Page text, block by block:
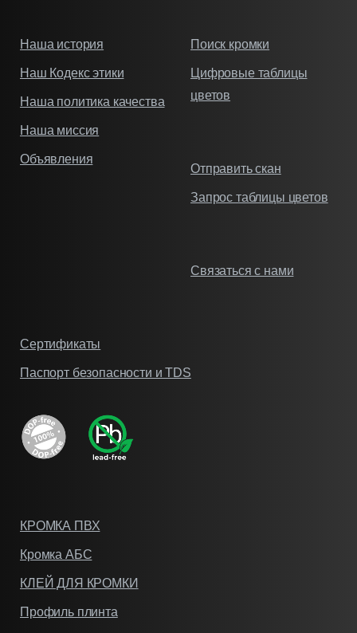
Наша история
Наш Кодекс этики
Наша политика качества
Наша миссия
Объявления
Поиск кромки
Цифровые таблицы
цветов
Отправить скан
Запрос таблицы цветов
Связаться с нами
Сертификаты
Паспорт безопасности и TDS
КРОМКА ПВХ
Кромка АБС
КЛЕЙ ДЛЯ КРОМКИ
Профиль плинта